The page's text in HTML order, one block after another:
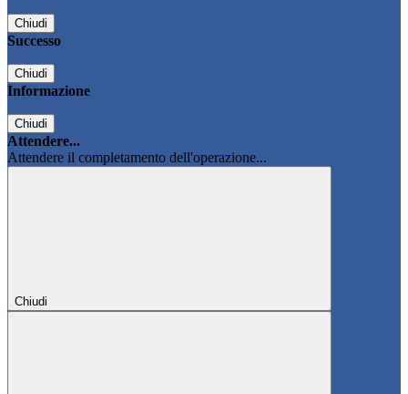
Chiudi
Successo
Chiudi
Informazione
Chiudi
Attendere...
Attendere il completamento dell'operazione...
Chiudi